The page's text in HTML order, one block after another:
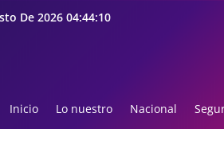
De 2026 04:44:11
Inicio Lo nuestro Nacional